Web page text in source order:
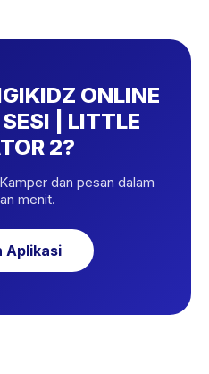
ONLINE
| LITTLE
2?
dan pesan dalam
menit.
Aplikasi